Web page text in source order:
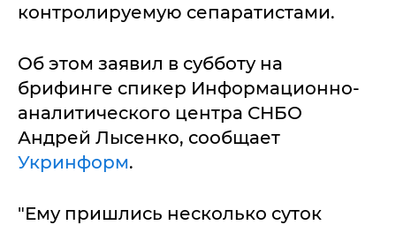
контролируемую сепаратистами.
Об этом заявил в субботу на
брифинге спикер Информационно-
аналитического центра СНБО
Андрей Лысенко, сообщает
Укринформ.
"Ему пришлись несколько суток